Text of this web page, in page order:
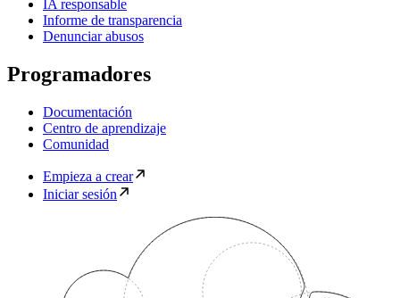
IA responsable
Informe de transparencia
Denunciar abusos
Programadores
Documentación
Centro de aprendizaje
Comunidad
Empieza a crear
Iniciar sesión